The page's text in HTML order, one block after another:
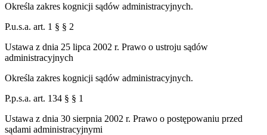
Określa zakres kognicji sądów administracyjnych.
P.u.s.a. art. 1 § § 2
Ustawa z dnia 25 lipca 2002 r. Prawo o ustroju sądów
administracyjnych
Określa zakres kognicji sądów administracyjnych.
P.p.s.a. art. 134 § § 1
Ustawa z dnia 30 sierpnia 2002 r. Prawo o postępowaniu przed
sądami administracyjnymi